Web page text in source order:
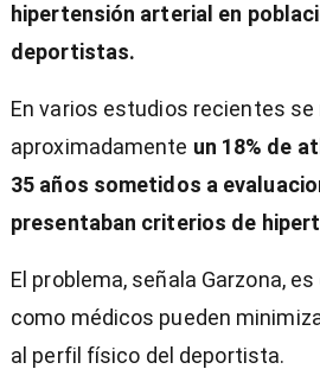
hipertensión arterial en
deportistas.
En varios estudios recientes
aproximadamente un 18% de
35 años sometidos a
presentaban criterios de
El problema, señala Garzona,
como médicos pueden
al perfil físico del deportista.